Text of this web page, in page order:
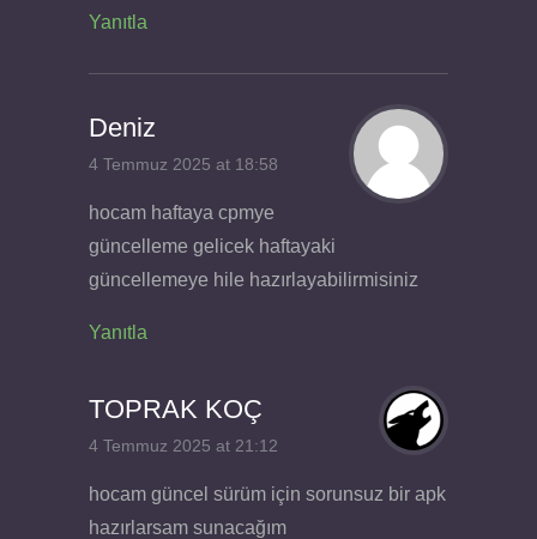
Yanıtla
Deniz
4 Temmuz 2025 at 18:58
hocam haftaya cpmye
güncelleme gelicek haftayaki
güncellemeye hile hazırlayabilirmisiniz
Yanıtla
TOPRAK KOÇ
4 Temmuz 2025 at 21:12
hocam güncel sürüm için sorunsuz bir apk
hazırlarsam sunacağım